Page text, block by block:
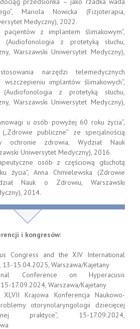
Mariola Nowicka (Fizjoterapia,
Medyczny), 2022.
pacjentów z implantem ślimakowym”,
(Audiofonologia z protetyką słuchu,
Warszawski Uniwersytet Medyczny),
narzędzi telemedycznych
implantów ślimakowych”,
z protetyką słuchu,
Warszawski Uniwersytet Medyczny),
u osób powyżej 60 roku życia”,
publiczne” ze specjalnością
ochronie zdrowia, Wydział Nauk
Uniwersytet Medyczny), 2016.
osób z częściową głuchotą
życia”, Anna Chmielewska (Zdrowie
Nauk o Zdrowiu, Warszawski
2014.
i kongresów:
Congress and the XIV International
13-15.04.2025, Warszawa/Kajetany
Conference on Hyperacusis
17.09.2024, Warszawa/Kajetany
Krajowa Konferencja Naukowo-
otorynolaryngologii dziecięcej
praktyce”, 15-17.09.2024,